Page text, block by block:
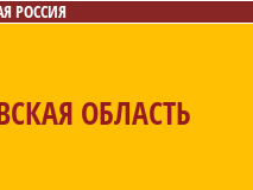
РОССИЯ
ОБЛАСТЬ